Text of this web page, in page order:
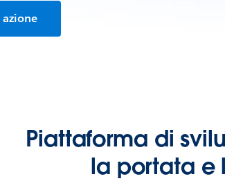
azione
Piattaforma di
la portata e